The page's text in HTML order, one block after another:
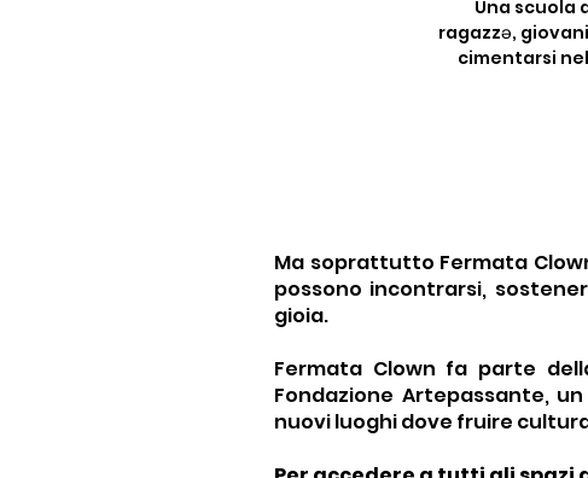
Una scuola
ragazzə,
cimentarsi
Ma soprattutto Fermata
possono incontrarsi,
gioia.
Fermata Clown fa parte
Fondazione Artepassante,
nuovi luoghi dove fruire